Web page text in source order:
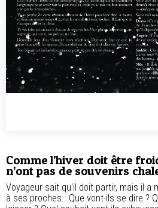
Comme l’hiver doit être
n’ont pas de souvenirs
Voyageur sait qu'il doit partir, mais il a
à ses proches. Que vont-ils se dire ?